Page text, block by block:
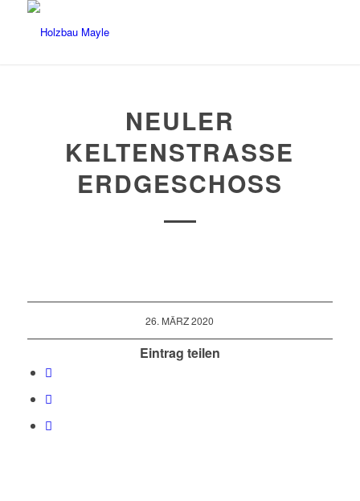
NEULER
KELTENSTRASSE E
RDGESCHOSS
26. MÄRZ 2020
Eintrag teilen